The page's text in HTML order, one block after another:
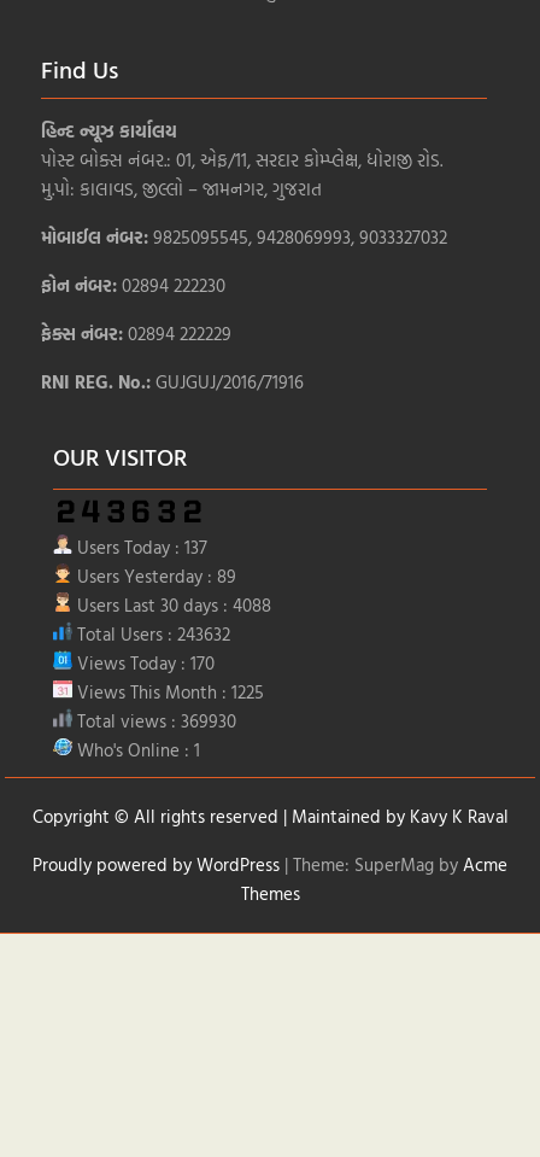
Find Us
હિન્દ ન્યૂઝ કાર્યાલય
પોસ્ટ બોક્સ નંબર.: 01, એફ/11, સરદાર કોમ્પ્લેક્ષ, ધોરાજી રોડ.
મુ.પો: કાલાવડ, જીલ્લો – જામનગર, ગુજરાત
મોબાઈલ નંબર:9825095545, 9428069993, 9033327032
ફોન નંબર:02894 222230
ફેક્સ નંબર:02894 222229
RNI REG. No.:GUJGUJ/2016/71916
OUR VISITOR
Users Today : 137
Users Yesterday : 89
Users Last 30 days : 4088
Total Users : 243632
Views Today : 170
Views This Month : 1225
Total views : 369930
Who's Online : 1
Copyright © All rights reserved | Maintained by Kavy K Raval
Proudly powered by WordPress |Theme: SuperMag byAcme
Themes